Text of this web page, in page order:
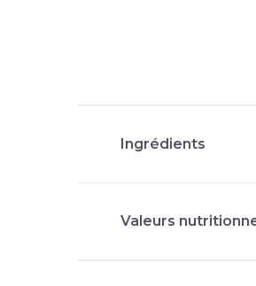
Ingrédients
Valeurs